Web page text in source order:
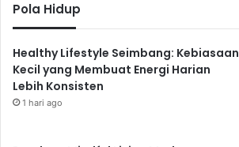
Pola Hidup
Healthy Lifestyle Seimbang: Kebiasaan
Kecil yang Membuat Energi Harian
Lebih Konsisten
1 hari ago